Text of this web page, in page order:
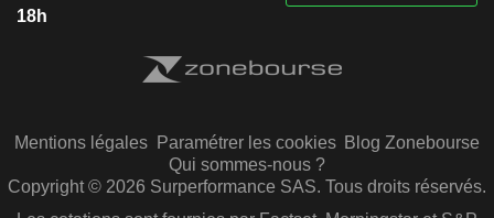
18h
Mentions légales Paramétrer les cookies Blog Zonebourse
Qui sommes-nous ?
Copyright © 2026 Surperformance SAS. Tous droits réservés.